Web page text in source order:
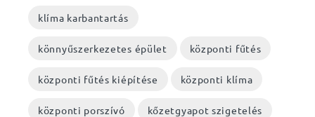
klíma karbantartás
könnyűszerkezetes épület központi fűtés
központi fűtés kiépítése központi klíma
központi porszívó kőzetgyapot szigetelés